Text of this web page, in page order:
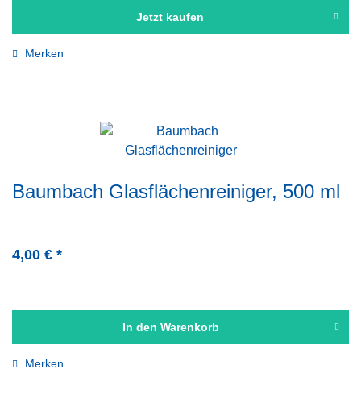
Jetzt kaufen
Merken
Baumbach Glasflächenreiniger, 500 ml
4,00 € *
In den Warenkorb
Merken